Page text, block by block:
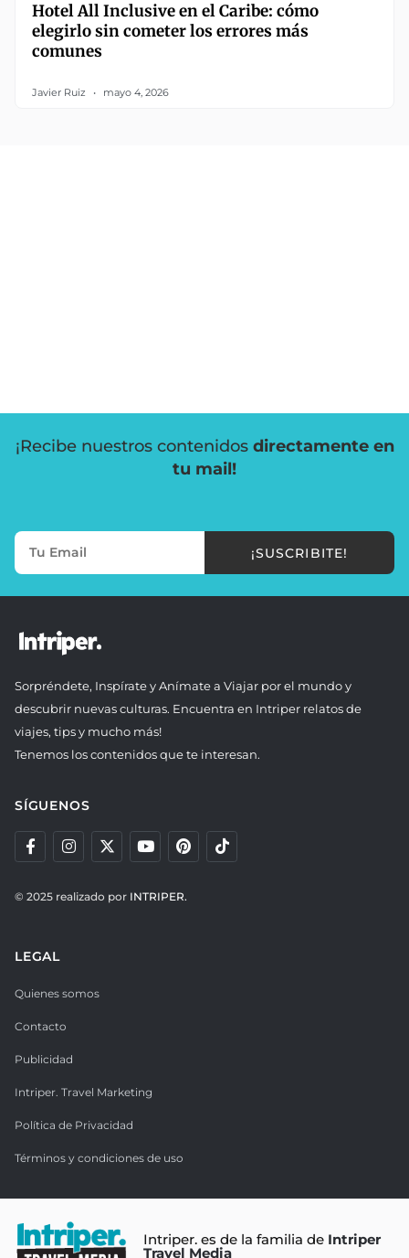
Hotel All Inclusive en el Caribe: cómo
elegirlo sin cometer los errores más
comunes
Javier Ruiz mayo 4, 2026
¡Recibe nuestros contenidos directamente en
tu mail!
¡SUSCRIBITE!
Sorpréndete, Inspírate y Anímate a Viajar por el mundo y
descubrir nuevas culturas. Encuentra en Intriper relatos de
viajes, tips y mucho más!
Tenemos los contenidos que te interesan.
SÍGUENOS
© 2025 realizado por INTRIPER.
LEGAL
Quienes somos
Contacto
Publicidad
Intriper. Travel Marketing
Política de Privacidad
Términos y condiciones de uso
Intriper. es de la familia de Intriper
Travel Media